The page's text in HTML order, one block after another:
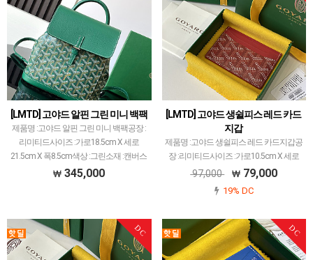
[LMTD] 고야드 알핀 그린 미니 백팩
제품명 :고야드 알핀 그린 미니 백팩공장 :
리미티드사이즈 :가로18.5cm X 세로
21.5cm X 폭8.5cm색상 :그린소재 :캔버스
앤카프스킨고야드 레플 제품 중에서 개체
345,000
[LMTD] 고야드 생쉴피스 레드 카드
지갑
제품명 :고야드 생쉴피스 레드 카드지갑공
장 :리미티드사이즈 :가로10.5cm X 세로
7cm색상 :레드소재 :캔버스 앤카프스킨고
소화된 공장입니다.고야드에서 많이 사용
97,000 79,000
19% DC
DC DC